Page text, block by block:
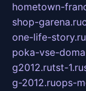
hometown-
shop-garena.ru
one-life-story.ru
poka-vse-
g2012.rutst-1.ru
g-2012.ruops-